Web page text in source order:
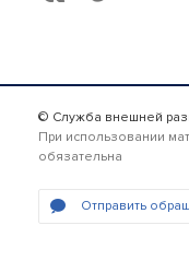
© Служба внешней
При использовании
обязательна
Отправить